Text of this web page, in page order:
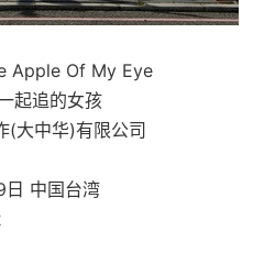
Apple Of My Eye
起追的女孩
(大中华)有限公司
日 中国台湾